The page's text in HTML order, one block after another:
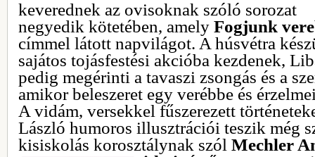
keverednek az ovisoknak szóló sorozat
negyedik kötetében, amely Fogjunk
címmel látott napvilágot. A húsvétra
sajátos tojásfestési akcióba kezdenek,
pedig megérinti a tavaszi zsongás és a
amikor beleszeret egy verébbe és
A vidám, versekkel fűszerezett
László humoros illusztrációi teszik még
kisiskolás korosztálynak szól Mechler